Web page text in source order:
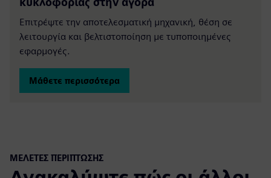
Επιτρέψτε την αποτελεσματική μηχανική, θέση σε
λειτουργία και βελτιστοποίηση με τυποποιημένες
εφαρμογές.
Μάθετε περισσότερα
ΜΕΛΈΤΕΣ ΠΕΡΊΠΤΩΣΗΣ